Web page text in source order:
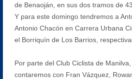
de Benaoján, en sus dos tramos de
Y para este domingo tendremos a
Antonio Chacón en Carrera Urbana
el Borriquín de Los Barrios,
Por parte del Club Ciclista de
contaremos con Fran Vázquez,